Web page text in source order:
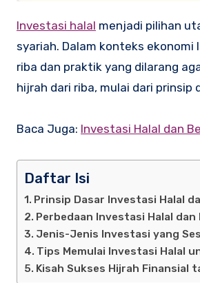
Investasi halal menjadi pilihan
syariah. Dalam konteks
riba dan praktik yang dilarang
hijrah dari riba, mulai dari
Baca Juga: Investasi Halal dan
Daftar Isi
Prinsip Dasar Investasi Halal
Perbedaan Investasi Halal dan
Jenis-Jenis Investasi yang
Tips Memulai Investasi Halal
Kisah Sukses Hijrah Finansial